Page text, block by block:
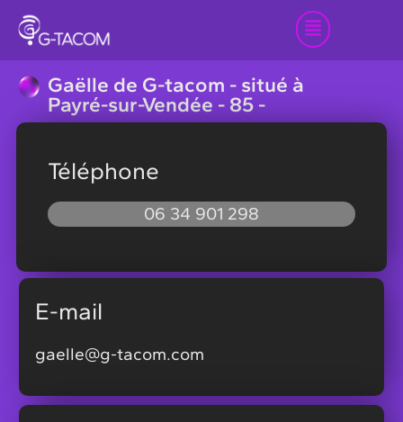
Gaëlle de G-tacom - situé à
Payré-sur-Vendée - 85 -
Téléphone
06 34 901 298
E-mail
gaelle@g-tacom.com